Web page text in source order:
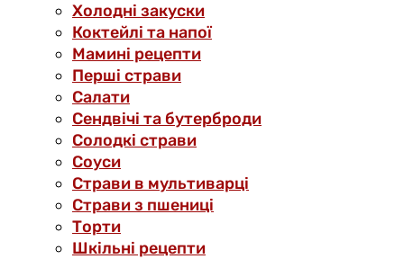
Холодні закуски
Коктейлі та напої
Мамині рецепти
Перші страви
Салати
Сендвічі та бутерброди
Солодкі страви
Соуси
Страви в мультиварці
Страви з пшениці
Торти
Шкільні рецепти